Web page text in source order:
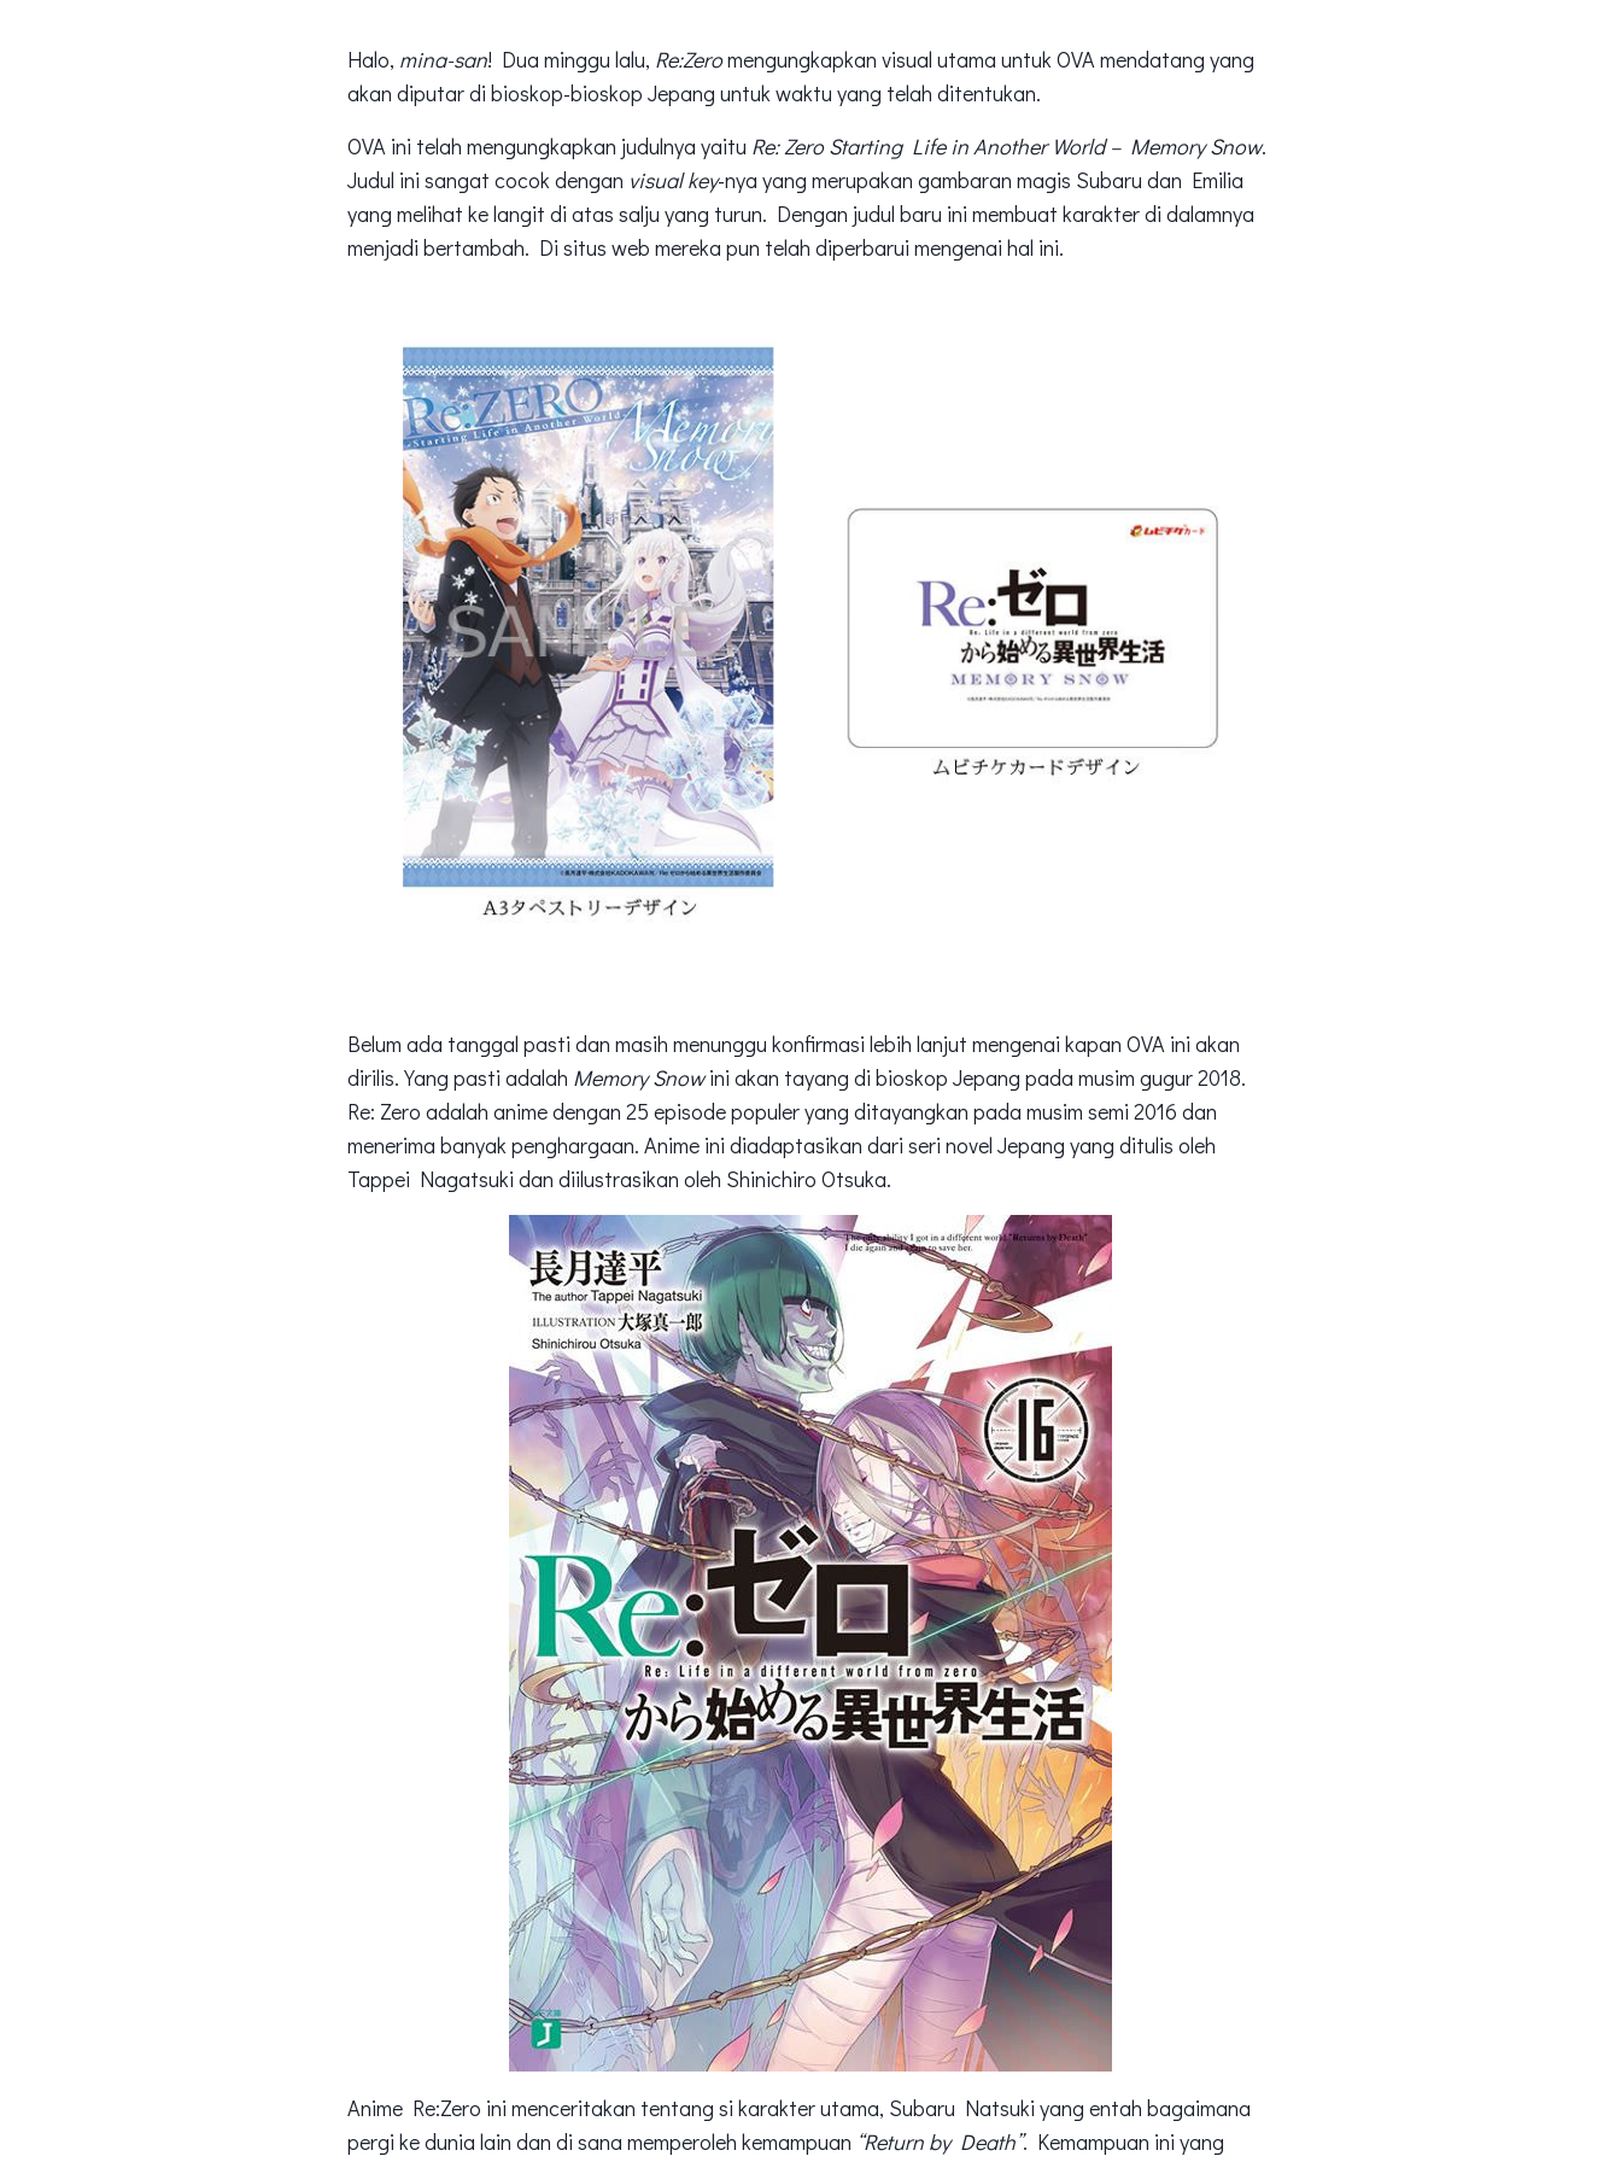
Halo, mina-san! Dua minggu lalu, Re:Zeromengungkapkan visual utama untuk OVA mendatang yang
akan diputar di bioskop-bioskop Jepang untuk waktu yang telah ditentukan.
OVA ini telah mengungkapkan judulnya yaitu Re: Zero Starting Life in Another World – Memory Snow.
Judul ini sangat cocok dengan visual key-nya yang merupakan gambaran magis Subaru dan Emilia
yang melihat ke langit di atas salju yang turun. Dengan judul baru ini membuat karakter di dalamnya
menjadi bertambah. Di situs web mereka pun telah diperbarui mengenai hal ini.
Belum ada tanggal pasti dan masih menunggu konfirmasi lebih lanjut mengenai kapan OVA ini akan
dirilis. Yang pasti adalah Memory Snowini akan tayang di bioskop Jepang pada musim gugur 2018.
Re: Zero adalah anime dengan 25 episode populer yang ditayangkan pada musim semi 2016 dan
menerima banyak penghargaan. Anime ini diadaptasikan dari seri novel Jepang yang ditulis oleh
Tappei Nagatsuki dan diilustrasikan oleh Shinichiro Otsuka.
Anime Re:Zero ini menceritakan tentang si karakter utama, Subaru Natsuki yang entah bagaimana
pergi ke dunia lain dan di sana memperoleh kemampuan “Return by Death”. Kemampuan ini yang